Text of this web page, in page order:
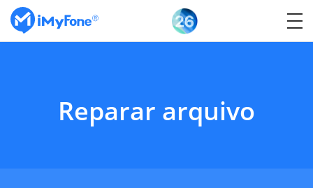
Reparar arquivo